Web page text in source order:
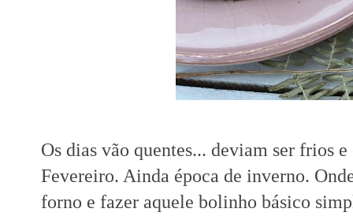
Os dias vão quentes... deviam ser frios
Fevereiro. Ainda época de inverno.
forno e fazer aquele bolinho básico